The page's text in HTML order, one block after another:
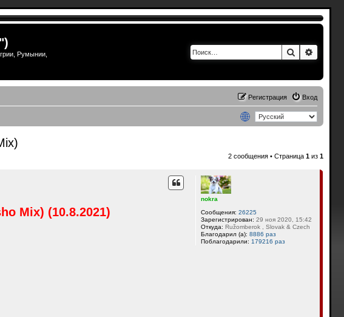
Румынии,
Поиск
Вход
Регистрация
2 сообщения • Страница1 из1
nokra
Сообщения: 26225
Зарегистрирован: 29 ноя 2020, 15:42
Откуда: Ružomberok , Slovak & Czech
Благодарил (а): 8886 раз
Поблагодарили: 179216 раз
Mix) (10.8.2021)